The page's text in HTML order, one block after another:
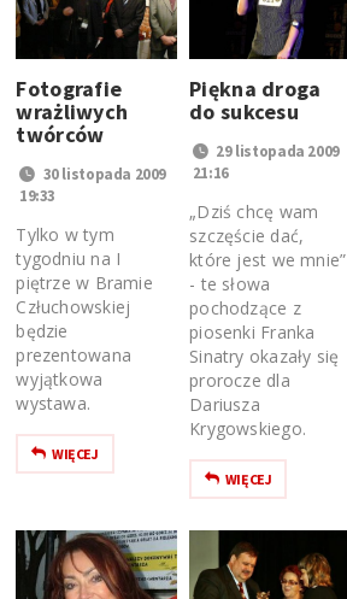
Fotografie
wrażliwych
twórców
30 listopada 2009
19:33
Tylko w tym
tygodniu na I
piętrze w Bramie
Człuchowskiej
będzie
prezentowana
wyjątkowa
wystawa.
WIĘCEJ
Piękna droga
do sukcesu
29 listopada 2009
21:16
„Dziś chcę wam
szczęście dać,
które jest we mnie”
- te słowa
pochodzące z
piosenki Franka
Sinatry okazały się
prorocze dla
Dariusza
Krygowskiego.
WIĘCEJ